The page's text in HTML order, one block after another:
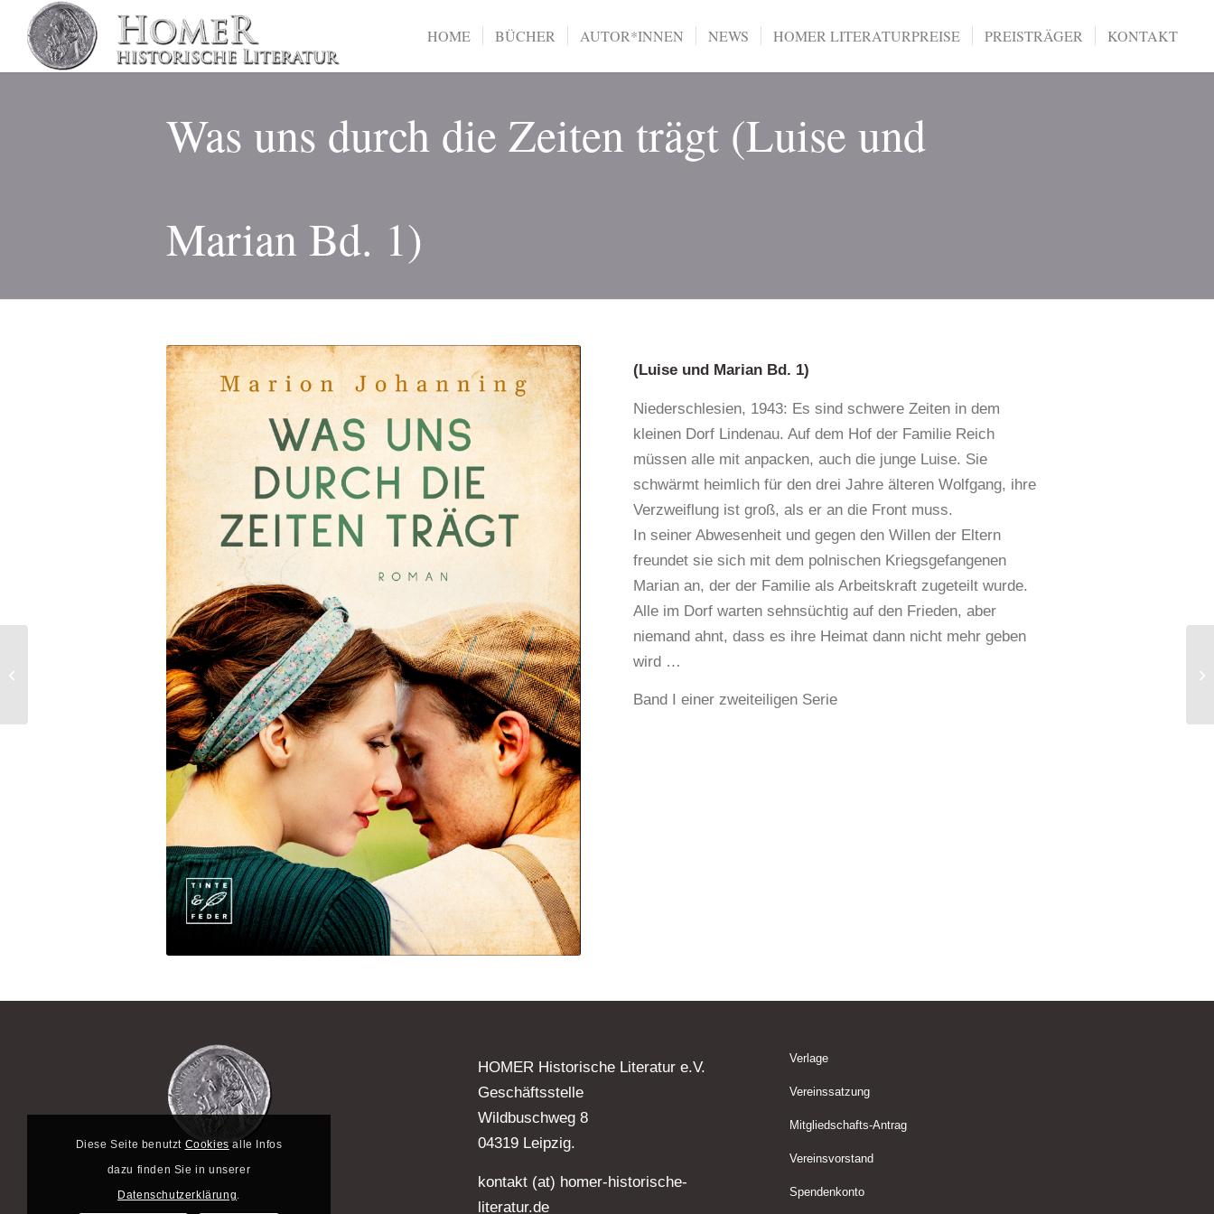
HOME BÜCHER AUTOR*INNEN NEWS HOMER LITERATURPREISE PREISTRÄGER KONTAKT
Was uns durch die Zeiten trägt (Luise und
Marian Bd. 1)
(Luise und Marian Bd. 1)
Niederschlesien, 1943: Es sind schwere Zeiten in dem
kleinen Dorf Lindenau. Auf dem Hof der Familie Reich
müssen alle mit anpacken, auch die junge Luise. Sie
schwärmt heimlich für den drei Jahre älteren Wolfgang, ihre
Verzweiflung ist groß, als er an die Front muss.
In seiner Abwesenheit und gegen den Willen der Eltern
freundet sie sich mit dem polnischen Kriegsgefangenen
Marian an, der der Familie als Arbeitskraft zugeteilt wurde.
Alle im Dorf warten sehnsüchtig auf den Frieden, aber
niemand ahnt, dass es ihre Heimat dann nicht mehr geben
wird …
Band I einer zweiteiligen Serie
HOMER Historische Literatur e.V.
Geschäftsstelle
Wildbuschweg 8
04319 Leipzig.
kontakt (at) homer-historische-
literatur.de
Verlage
Vereinssatzung
Mitgliedschafts-Antrag
Vereinsvorstand
Spendenkonto
Diese Seite benutzt Cookiesalle Infos
dazu finden Sie in unserer
Datenschutzerklärung